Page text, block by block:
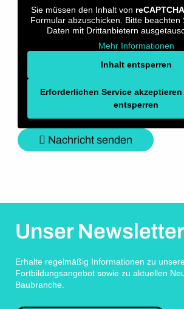
Sie müssen den Inhalt von reCAPTCHA
Formular abzuschicken. Bitte beachten
Daten mit Drittanbietern
Mehr Informationen
Inhalt entsperren
Erforderlichen Service
entsperren
Nachricht senden
Unser
Erhalte regelmäßig Informationen zu
Fortbildungsangebot sowie zu aktuellen
Baubranche.